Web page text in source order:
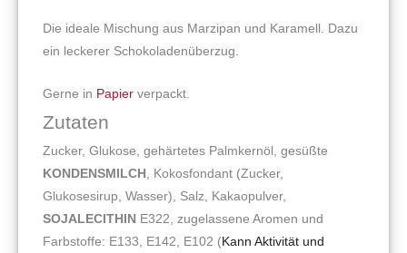
Die ideale Mischung aus Marzipan und Karamell. Dazu
ein leckerer Schokoladenüberzug.
Gerne in Papier verpackt.
Zutaten
Zucker, Glukose, gehärtetes Palmkernöl, gesüßte
KONDENSMILCH , Kokosfondant (Zucker,
Glukosesirup, Wasser), Salz, Kakaopulver,
SOJALECITHIN E322, zugelassene Aromen und
Farbstoffe: E133, E142, E102 (Kann Aktivität und